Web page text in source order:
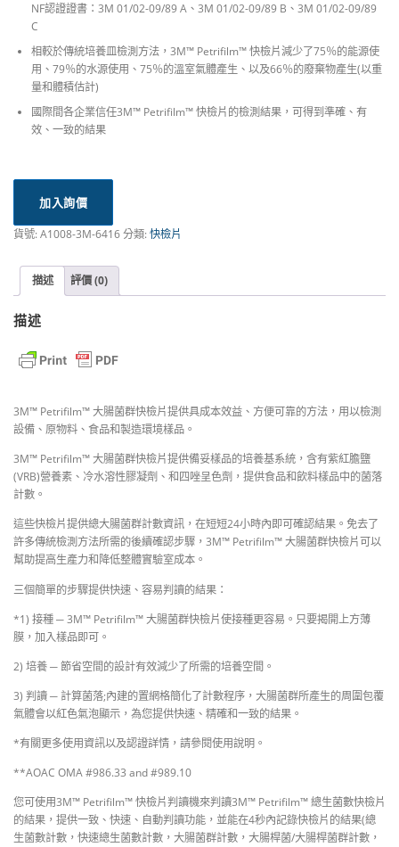
NF認證證書：3M 01/02-09/89 A、3M 01/02-09/89 B、3M 01/02-09/89
C
相較於傳統培養皿檢測方法，3M™ Petrifilm™ 快檢片減少了75％的能源使
用、79％的水源使用、75％的溫室氣體產生、以及66％的廢棄物產生(以重
量和體積估計)
國際間各企業信任3M™ Petrifilm™ 快檢片的檢測結果，可得到準確、有
效、一致的結果
加入詢價
貨號:A1008-3M-6416分類:快檢片
描述 評價 (0)
描述
3M™ Petrifilm™ 大腸菌群快檢片提供具成本效益、方便可靠的方法，用以檢測
設備、原物料、食品和製造環境樣品。
3M™ Petrifilm™ 大腸菌群快檢片提供備妥樣品的培養基系統，含有紫紅膽鹽
(VRB)營養素、冷水溶性膠凝劑、和四唑呈色劑，提供食品和飲料樣品中的菌落
計數。
這些快檢片提供總大腸菌群計數資訊，在短短24小時內即可確認結果。免去了
許多傳統檢測方法所需的後續確認步驟，3M™ Petrifilm™ 大腸菌群快檢片可以
幫助提高生產力和降低整體實驗室成本。
三個簡單的步驟提供快速、容易判讀的結果：
*1) 接種 ─ 3M™ Petrifilm™ 大腸菌群快檢片使接種更容易。只要揭開上方薄
膜，加入樣品即可。
2) 培養 ─ 節省空間的設計有效減少了所需的培養空間。
3) 判讀 ─ 計算菌落;內建的置網格簡化了計數程序，大腸菌群所產生的周圍包覆
氣體會以紅色氣泡顯示，為您提供快速、精確和一致的結果。
*有關更多使用資訊以及認證詳情，請參閱使用說明。
**AOAC OMA #986.33 and #989.10
您可使用3M™ Petrifilm™ 快檢片判讀機來判讀3M™ Petrifilm™ 總生菌數快檢片
的結果，提供一致、快速、自動判讀功能，並能在4秒內記錄快檢片的結果(總
生菌數計數，快速總生菌數計數，大腸菌群計數，大腸桿菌/大腸桿菌群計數，